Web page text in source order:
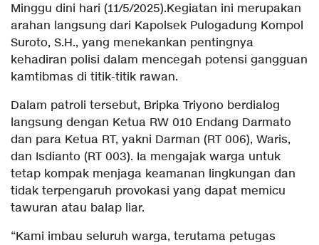
Minggu dini hari (11/5/2025).Kegiatan ini merupakan
arahan langsung dari Kapolsek Pulogadung Kompol
Suroto, S.H., yang menekankan pentingnya
kehadiran polisi dalam mencegah potensi gangguan
kamtibmas di titik-titik rawan.
Dalam patroli tersebut, Bripka Triyono berdialog
langsung dengan Ketua RW 010 Endang Darmato
dan para Ketua RT, yakni Darman (RT 006), Waris,
dan Isdianto (RT 003). Ia mengajak warga untuk
tetap kompak menjaga keamanan lingkungan dan
tidak terpengaruh provokasi yang dapat memicu
tawuran atau balap liar.
“Kami imbau seluruh warga, terutama petugas